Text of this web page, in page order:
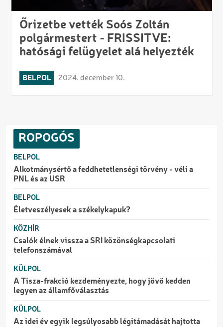
Őrizetbe vették Soós Zoltán
polgármestert - FRISSITVE:
hatósági felügyelet alá helyezték
BELPOL 2024. december 10.
ROPOGÓS
BELPOL
Alkotmánysértő a feddhetetlenségi törvény - véli a
PNL és az USR
BELPOL
Életveszélyesek a székelykapuk?
KÖZHÍR
Csalók élnek vissza a SRI közönségkapcsolati
telefonszámával
KÜLPOL
A Tisza-frakció kezdeményezte, hogy jövő kedden
legyen az államfőválasztás
KÜLPOL
Az idei év egyik legsúlyosabb légitámadását hajtotta